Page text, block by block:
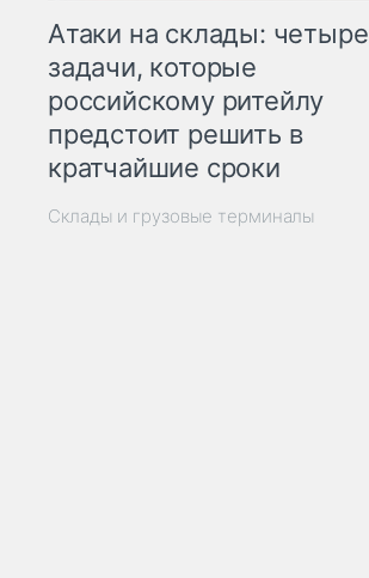
Атаки на склады: четыре
задачи, которые
российскому ритейлу
предстоит решить в
кратчайшие сроки
Склады и грузовые терминалы